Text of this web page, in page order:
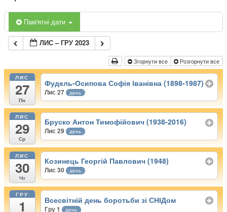
Пам'ятні дати
ЛИС – ГРУ 2023
Згорнути все Розгорнути все
ЛИС
27
Пн
Фудель-Осипова Софія Іванівна (1898-1987)
Лис 27 день
ЛИС
29
Ср
Бруско Антон Тимофійович (1938-2016)
Лис 29 день
ЛИС
30
Чт
Козинець Георгій Павлович (1948)
Лис 30 день
ГРУ
1 Всесвітній день боротьби зі СНІДом
Гру 1 день